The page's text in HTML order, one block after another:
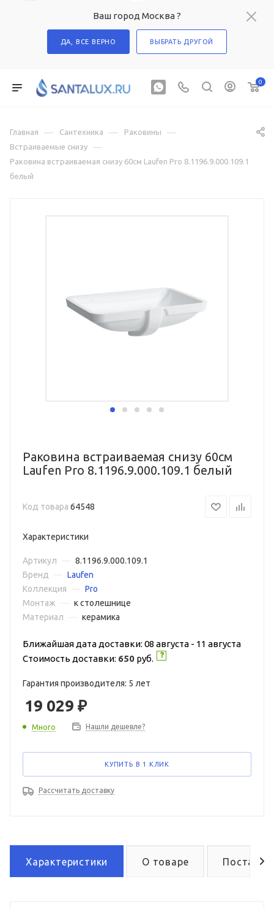
Ваш город Москва ?
ДА, ВСЕ ВЕРНО ВЫБРАТЬ ДРУГОЙ
0
Главная — Сантехника — Раковины —
Встраиваемые снизу —
Раковина встраиваемая снизу 60см Laufen Pro 8.1196.9.000.109.1
белый
Раковина встраиваемая снизу 60см
Laufen Pro 8.1196.9.000.109.1 белый
Код товара 64548
Характеристики
Артикул
8.1196.9.000.109.1
Бренд
Laufen
Коллекция
Pro
Монтаж
к столешнице
Материал
керамика
Ближайшая дата доставки: 08 августа - 11 августа
Стоимость доставки: 650 руб.
Гарантия производителя: 5 лет
19 029 ₽
Много Нашли дешевле?
КУПИТЬ В 1 КЛИК
Рассчитать доставку
Характеристики О товаре Поставка